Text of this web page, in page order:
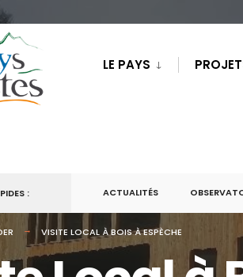
LE PAYS
: ACTUALITÉS
VISITE LOCAL À BOIS À ESPÈCHE